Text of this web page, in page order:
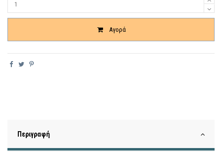
Αγορά
Περιγραφή